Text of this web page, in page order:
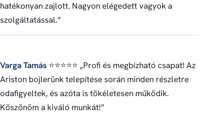
hatékonyan zajlott. Nagyon elégedett vagyok a
szolgáltatással.”
Varga Tamás ⭐⭐⭐⭐⭐ „Profi és megbízható csapat! Az
Ariston bojlerünk telepítése során minden részletre
odafigyeltek, és azóta is tökéletesen működik.
Köszönöm a kiváló munkát!”